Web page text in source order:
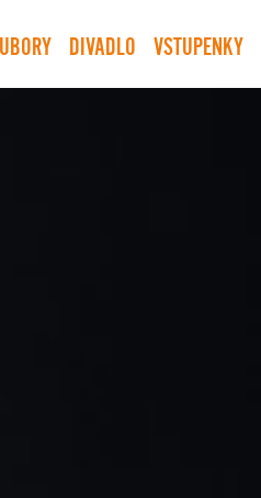
DIVADLO VSTUPENKY